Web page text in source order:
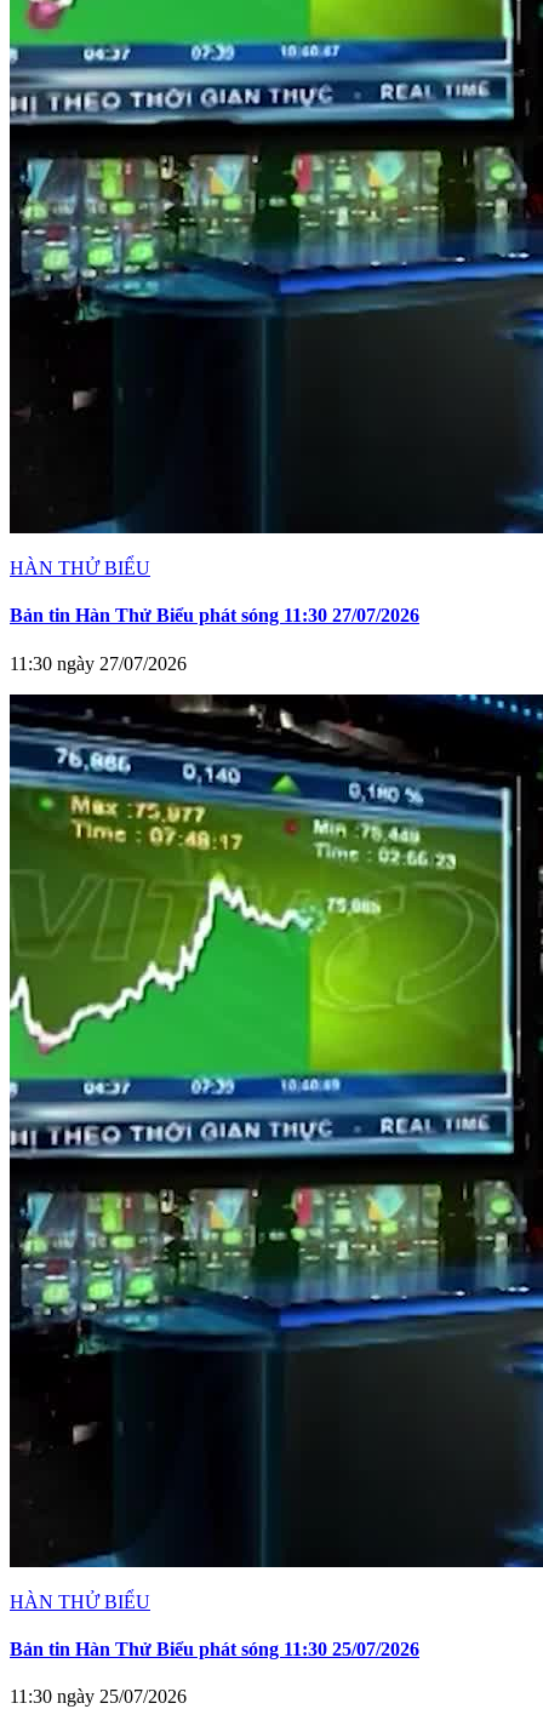
HÀN THỬ BIỂU
Bản tin Hàn Thử Biểu phát sóng 11:30 27/07/2026
11:30 ngày 27/07/2026
HÀN THỬ BIỂU
Bản tin Hàn Thử Biểu phát sóng 11:30 25/07/2026
11:30 ngày 25/07/2026